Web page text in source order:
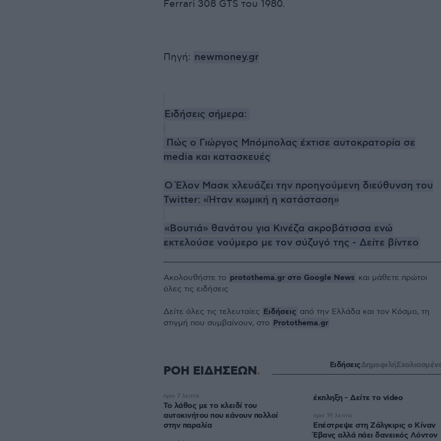
Ferrari 308 GTS του 1980.
Πηγή: newmoney.gr
Ειδήσεις σήμερα:
Πώς ο Γιώργος Μπόμπολας έχτισε αυτοκρατορία σε
media και κατασκευές
O Έλον Μασκ χλευάζει την προηγούμενη διεύθυνση του
Twitter: «Ήταν κωμική η κατάσταση»
«Βουτιά» θανάτου για Κινέζα ακροβάτισσα ενώ
εκτελούσε νούμερο με τον σύζυγό της - Δείτε βίντεο
Ακολουθήστε το protothema.gr στο Google News και μάθετε πρώτοι
όλες τις ειδήσεις
Δείτε όλες τις τελευταίες Ειδήσεις από την Ελλάδα και τον Κόσμο, τη
στιγμή που συμβαίνουν, στο Protothema.gr
ΡΟΗ ΕΙΔΗΣΕΩΝ ΕιδήσειςΔημοφιλή
Το λάθος με το κλειδί του
αυτοκινήτου που κάνουν πολλοί
στην παραλία
πριν 7 λεπτά έκπληξη - Δείτε το video
Επέστρεψε στη Ζάλγκιρις ο Κίναν
Έβανς αλλά πάει δανεικός Λόντον
πριν 19 λεπτά